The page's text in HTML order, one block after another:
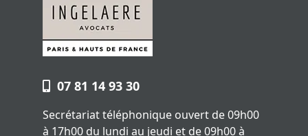
07 81 14 93 30
Secrétariat téléphonique ouvert de 09h00
à 17h00 du lundi au jeudi et de 09h00 à